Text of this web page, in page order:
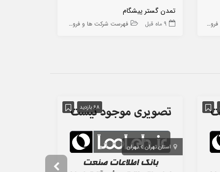
ها
تمدن گستر پیشگام
9 ماه قبل فهرست شرکت ها و فروشگاه ها
68 بازدید
استان تهران تهران